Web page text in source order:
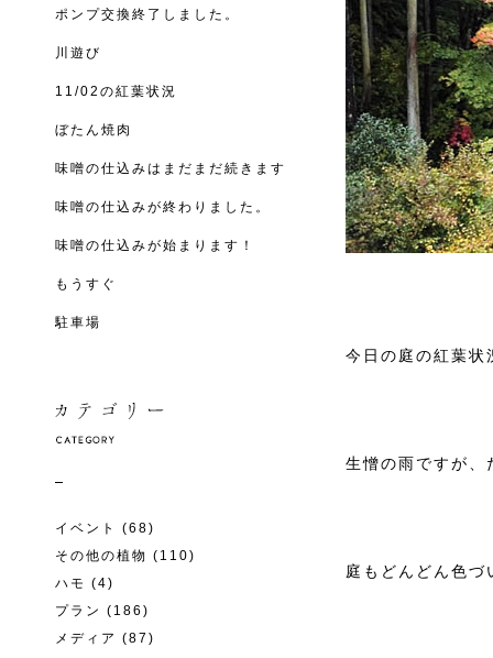
ポンプ交換終了しました。
川遊び
11/02の紅葉状況
ぼたん焼肉
味噌の仕込みはまだまだ続きます
味噌の仕込みが終わりました。
味噌の仕込みが始まります！
もうすぐ
駐車場
イベント
(68)
その他の植物 (110)
ハモ (4)
プラン (186)
メディア (87)
今日の庭の紅葉状
生憎の雨ですが、
庭もどんどん色づ